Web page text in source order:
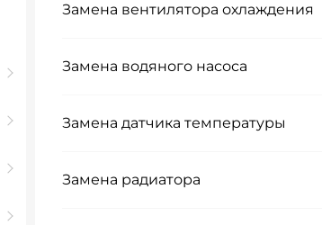
Замена вентилятора охлаждения
Замена водяного насоса
Замена датчика температуры
Замена радиатора